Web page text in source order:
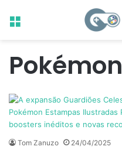
Menu
Tom Zanuzo 24/04/2025